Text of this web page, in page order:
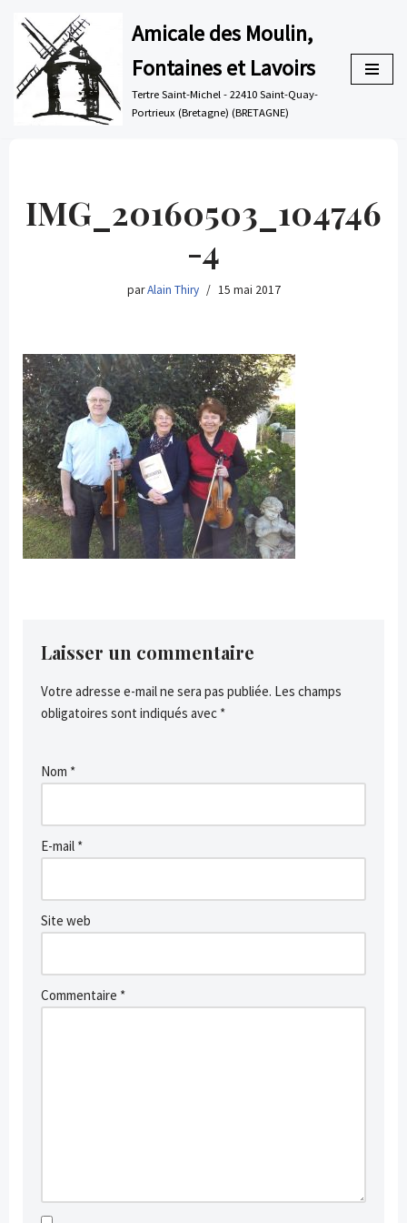
Aller
au
contenu
Amicale des Moulin,
Fontaines et Lavoirs
Tertre Saint-Michel - 22410 Saint-Quay-
Portrieux (Bretagne) (BRETAGNE)
IMG_20160503_104746
-4
parAlain Thiry 15 mai 2017
Laisser un commentaire
Votre adresse e-mail ne sera pas publiée. Les champs
obligatoires sont indiqués avec *
Nom *
E-mail *
Site web
Commentaire *